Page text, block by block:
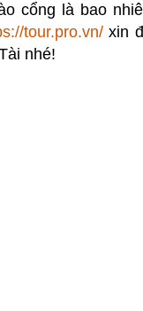
cổng là bao
tour.pro.vn/xin
nhé!